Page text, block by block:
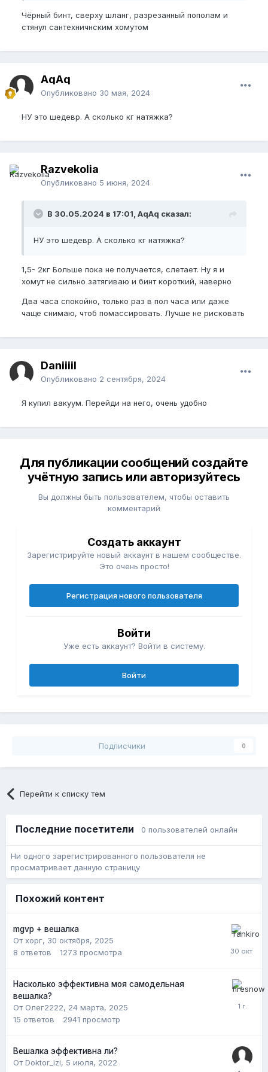
Чёрный бинт, сверху шланг, разрезанный пополам и
стянул сантехничнским хомутом
AqAq
Опубликовано 30 мая, 2024
НУ это шедевр. А сколько кг натяжка?
Razvekolia
Опубликовано 5 июня, 2024
В 30.05.2024 в 17:01, AqAq сказал:
НУ это шедевр. А сколько кг натяжка?
1,5- 2кг Больше пока не получается, слетает. Ну я и
хомут не сильно затягиваю и бинт короткий, наверно
Два часа спокойно, только раз в пол часа или даже
чаще снимаю, чтоб помассировать. Лучше не рисковать
Daniiiil
Опубликовано 2 сентября, 2024
Я купил вакуум. Перейди на него, очень удобно
Для публикации сообщений создайте
учётную запись или авторизуйтесь
Вы должны быть пользователем, чтобы оставить
комментарий
Создать аккаунт
Зарегистрируйте новый аккаунт в нашем сообществе.
Это очень просто!
Регистрация нового пользователя
Войти
Уже есть аккаунт? Войти в систему.
Войти
Подписчики 0
Перейти к списку тем
Последние посетители 0 пользователей онлайн
Ни одного зарегистрированного пользователя не
просматривает данную страницу
Похожий контент
mgvp + вешалка
От хорг, 30 октября, 2025
8 ответов 1273 просмотра
Насколько эффективна моя самодельная
вешалка?
От Олег2222, 24 марта, 2025
15 ответов 2941 просмотр
Вешалка эффективна ли?
От Doktor_izi, 5 июля, 2022